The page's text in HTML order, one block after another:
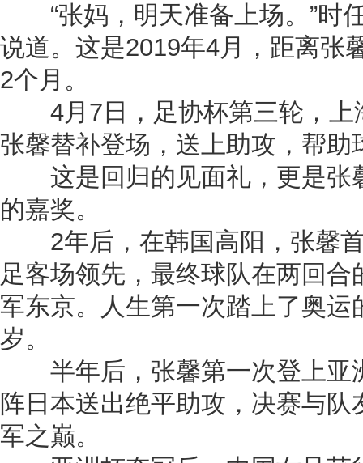
“张妈，明天准备上场。”时
说道。这是2019年4月，距离张
2个月。
4月7日，足协杯第三轮，上
张馨替补登场，送上助攻，帮助
这是回归的见面礼，更是张
的嘉奖。
2年后，在韩国高阳，张馨首
足客场领先，最终球队在两回
军东京。人生第一次踏上了奥运
岁。
半年后，张馨第一次登上亚
阵日本送出绝平助攻，决赛与
军之巅。